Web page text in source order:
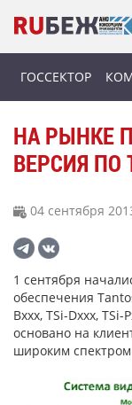
ГОССЕКТОР
НА РЫНКЕ
ВЕРСИЯ ПО
04 сентября
1 сентября
обеспечения
Bxxx, TSi-Dxxx, TSi-
основано на
широким